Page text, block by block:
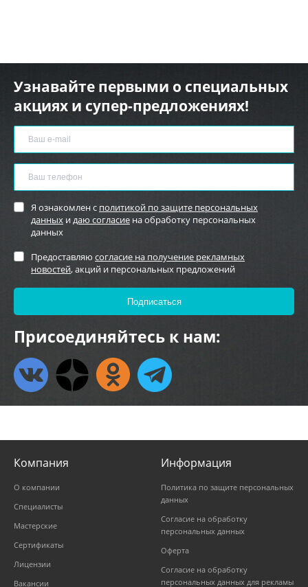
Узнавайте первыми о специальных
акциях и супер-предложениях!
Я ознакомлен с политикой по защите персональных
данных идаю согласие на обработку персональных
данных
Предоставляю согласие на получение рекламных
новостей, акций и персональных предложений
Присоединяйтесь к нам:
Компания
О компании
Специалисты
Мастерские
Сертификаты
Лицензии
Вакансии
Информация
Политика по защите персональных
данных
Согласие на обработку
персональных данных
Оферта
Согласие на обработку
персональных данных для рекламы